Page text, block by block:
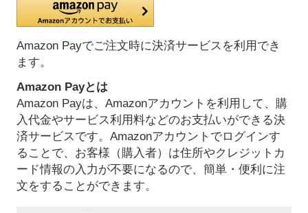
Amazon Payでご注文時に決済サービスを利用でき
ます。
Amazon Payとは
Amazon Payは、Amazonアカウントを利用して、購
入代金やサービス利用料などのお支払いができる決
済サービスです。Amazonアカウントでログインす
ることで、お客様（購入者）は住所やクレジットカ
ード情報の入力が不要になるので、簡単・便利に注
文をすることができます。